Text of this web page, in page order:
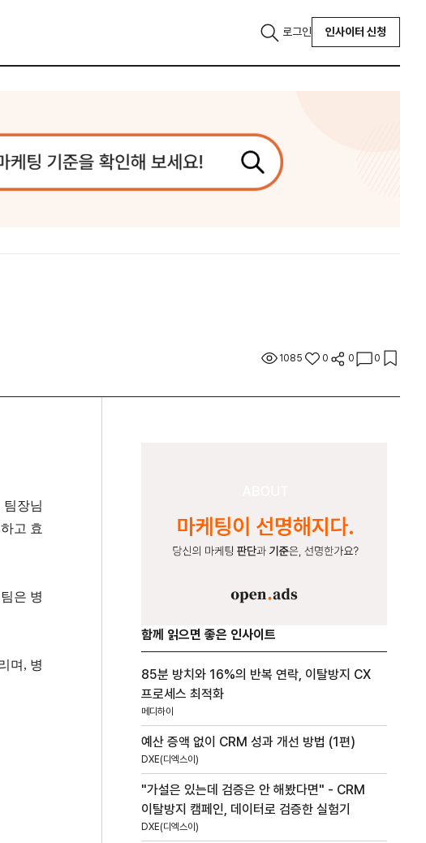
로그인 인사이터 신청
1085 0 0 0
장님
고 효
은 병
며, 병
함께 읽으면 좋은 인사이트
85분 방치와 16%의 반복 연락, 이탈방지 CX
프로세스 최적화
메디하이
예산 증액 없이 CRM 성과 개선 방법 (1편)
DXE(디엑스이)
"가설은 있는데 검증은 안 해봤다면" - CRM
이탈방지 캠페인, 데이터로 검증한 실험기
DXE(디엑스이)